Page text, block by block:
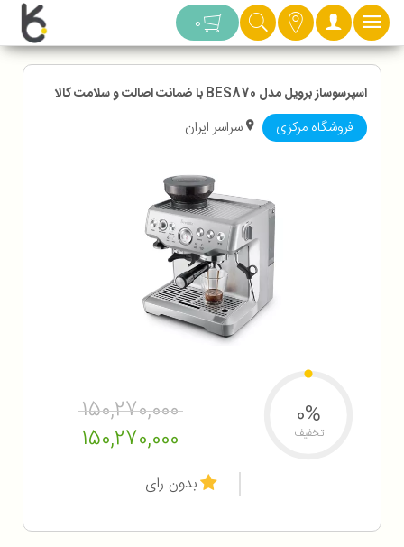
دسته بندی 0
اسپرسوساز برویل مدل BES870 با ضمانت اصالت و سلامت کالا
فروشگاه مرکزی سراسر ایران
150,270,000
150,270,000
0%
تخفیف
بدون رای